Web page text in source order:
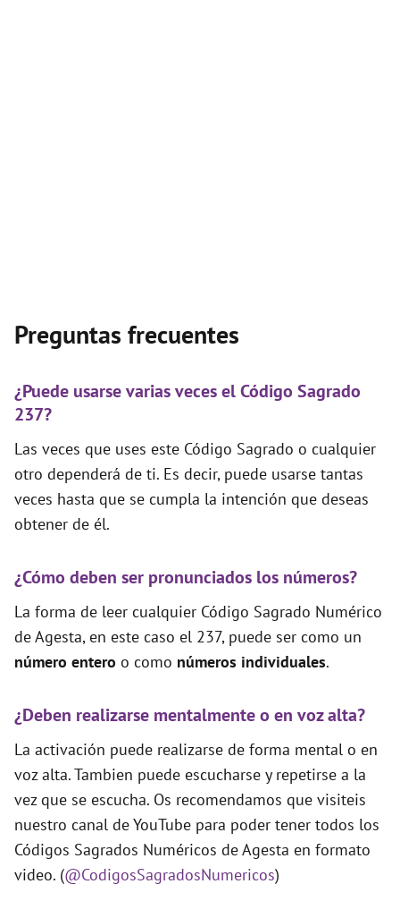
Preguntas frecuentes
¿Puede usarse varias veces el Código Sagrado
237?
Las veces que uses este Código Sagrado o cualquier
otro dependerá de ti. Es decir, puede usarse tantas
veces hasta que se cumpla la intención que deseas
obtener de él.
¿Cómo deben ser pronunciados los números?
La forma de leer cualquier Código Sagrado Numérico
de Agesta, en este caso el 237, puede ser como un
número entero o como números individuales.
¿Deben realizarse mentalmente o en voz alta?
La activación puede realizarse de forma mental o en
voz alta. Tambien puede escucharse y repetirse a la
vez que se escucha. Os recomendamos que visiteis
nuestro canal de YouTube para poder tener todos los
Códigos Sagrados Numéricos de Agesta en formato
video. (@CodigosSagradosNumericos)